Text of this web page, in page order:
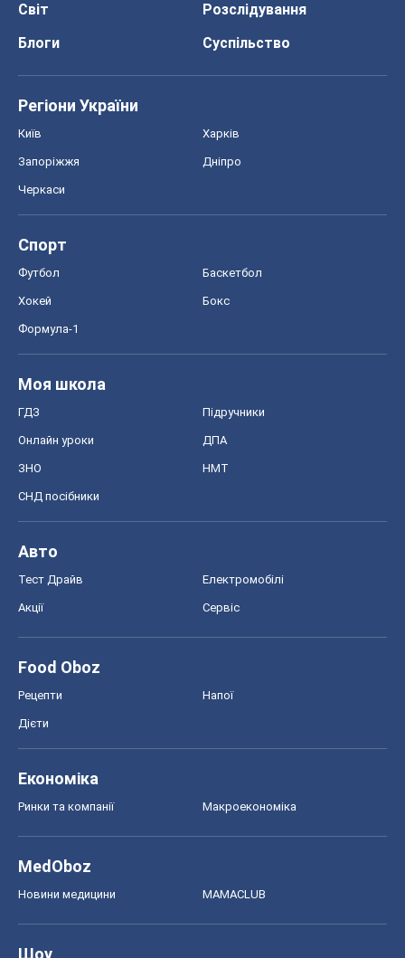
Світ
Розслідування
Блоги
Суспільство
Регіони України
Київ Харків
Запоріжжя Дніпро
Черкаси
Спорт
Футбол Баскетбол
Хокей Бокс
Формула-1
Моя школа
ГДЗ Підручники
Онлайн уроки ДПА
ЗНО НМТ
СНД посібники
Авто
Тест Драйв Електромобілі
Акції Сервіс
Food Oboz
Рецепти Напої
Дієти
Економіка
Ринки та компанії Макроекономіка
MedOboz
Новини медицини MAMACLUB
Шоу